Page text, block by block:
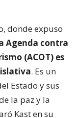
donde expuso
Agenda contra
(ACOT) es
. Es un
Estado y sus
la paz y la
Kast en su